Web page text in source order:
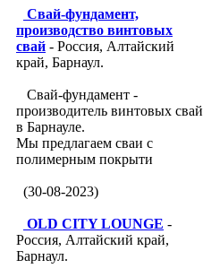
Свай-фундамент,
производство винтовых
свай - Россия, Алтайский
край, Барнаул.
Свай-фундамент -
производитель винтовых свай
в Барнауле.
Мы предлагаем сваи с
полимерным покрыти
(30-08-2023)
OLD CITY LOUNGE -
Россия, Алтайский край,
Барнаул.